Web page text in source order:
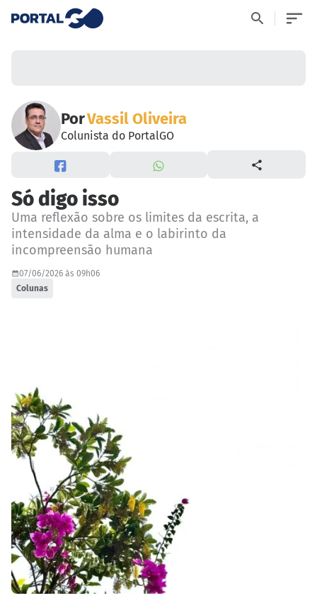
PorVassil Oliveira
Colunista do PortalGO
Só digo isso
Uma reflexão sobre os limites da escrita, a
intensidade da alma e o labirinto da
incompreensão humana
07/06/2026 às 09h06
Colunas